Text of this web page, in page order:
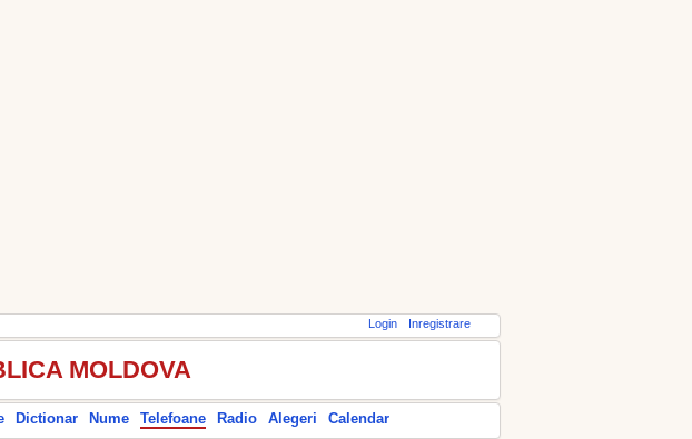
Login Inregistrare
MOLDOVA
Dictionar Nume Telefoane Radio Alegeri Calendar